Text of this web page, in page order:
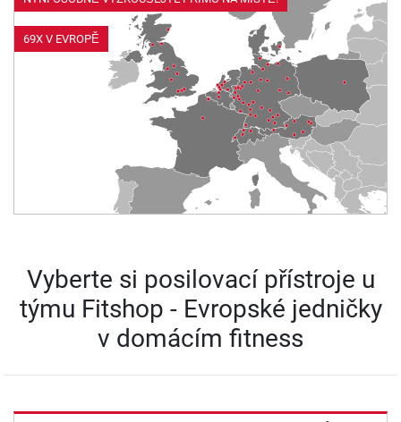
69X V EVROPĚ
Vyberte si posilovací přístroje u
týmu Fitshop - Evropské jedničky
v domácím fitness